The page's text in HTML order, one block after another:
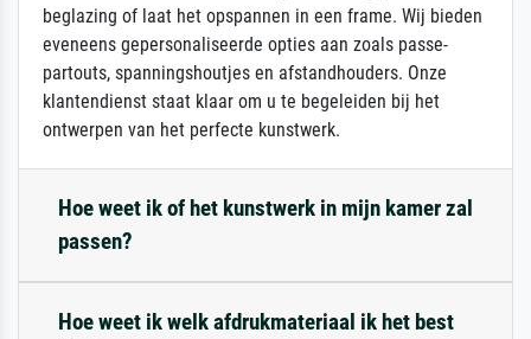
beglazing of laat het opspannen in een frame. Wij bieden
eveneens gepersonaliseerde opties aan zoals passe-
partouts, spanningshoutjes en afstandhouders. Onze
klantendienst staat klaar om u te begeleiden bij het
ontwerpen van het perfecte kunstwerk.
Hoe weet ik of het kunstwerk in mijn kamer zal
passen?
Hoe weet ik welk afdrukmateriaal ik het best